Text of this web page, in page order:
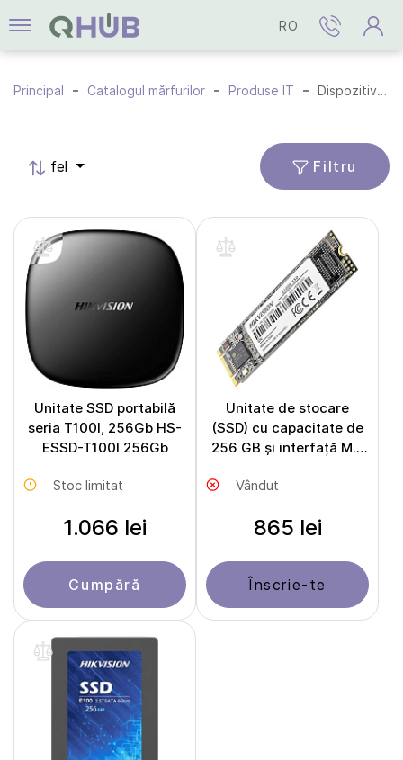
RO
Principal Catalogul mărfurilor Produse IT Dispozitive SSD
fel Filtru
Unitate SSD portabilă
seria T100I, 256Gb HS-
ESSD-T100I 256Gb
Stoc limitat
1.066 lei
Cumpără
Unitate de stocare
(SSD) cu capacitate de
256 GB și interfață M.2
Vândut
865 lei
Înscrie-te